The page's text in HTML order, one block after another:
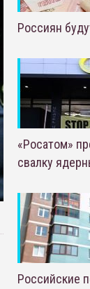
Россиян
«Росатом»
свалку
Российские